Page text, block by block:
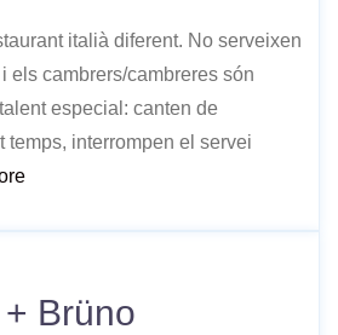
italià diferent. No serveixen
els cambrers/cambreres són
especial: canten de
temps, interrompen el servei
Brüno